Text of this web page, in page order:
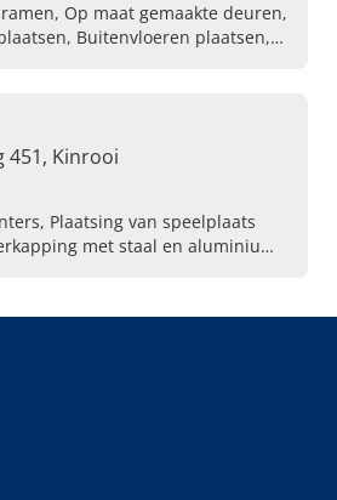
Op maat gemaakte deuren,
Buitenvloeren plaatsen,
451, Kinrooi
Plaatsing van speelplaats
met staal en aluminium,
laten bouwen, Tuinserres